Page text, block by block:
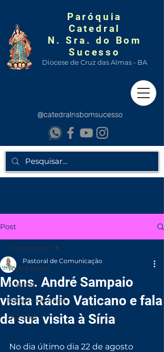
Paróquia
Catedral
N. Sra. do Bom
Sucesso
Diocese de Cruz das Almas - BA
@catedralnsbomsucesso
Post
Todos posts
A Igreja
Palavra do Papa
Noticias
Todos posts
Mons. André Sampaio
visita Rádio Vaticano e fala
da sua visita à Síria
Pastoral de Comunicação
No dia último dia 22 de agosto